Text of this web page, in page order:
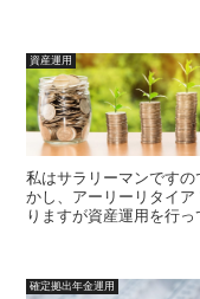
ね。長期投資なので、
国内株・債権の購入・持
は2021年3月運用実績の
資産運用
私はサラリーマンです
かし、アーリーリタイ
りますが資産運用を行っ
確定拠出年金運用